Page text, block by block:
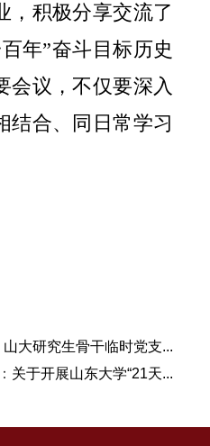
，积极分享交流了
年”奋斗目标历史
会议，不仅要深入
结合、同日常学习
山大研究生骨干临时党支...
关于开展山东大学“21天...